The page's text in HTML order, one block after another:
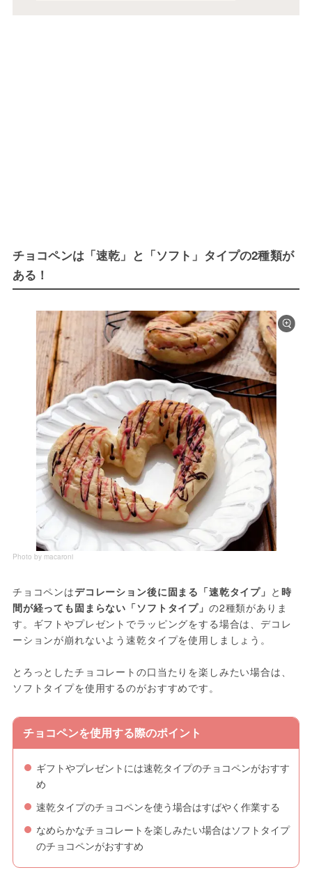
チョコペンは「速乾」と「ソフト」タイプの2種類が
ある！
Photo by macaroni
チョコペンはデコレーション後に固まる「速乾タイプ」 と 時
間が経っても固まらない「ソフトタイプ」 の2種類がありま
す。ギフトやプレゼントでラッピングをする場合は、デコレ
ーションが崩れないよう速乾タイプを使用しましょう。
とろっとしたチョコレートの口当たりを楽しみたい場合は、
ソフトタイプを使用するのがおすすめです。
チョコペンを使用する際のポイント
ギフトやプレゼントには速乾タイプのチョコペンがおすす
め
速乾タイプのチョコペンを使う場合はすばやく作業する
なめらかなチョコレートを楽しみたい場合はソフトタイプ
のチョコペンがおすすめ